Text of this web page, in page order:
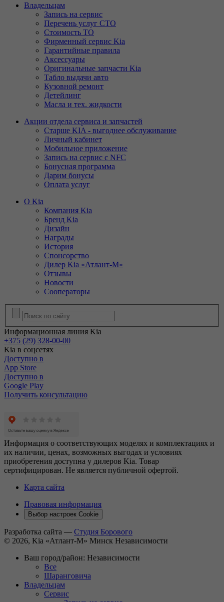
Владельцам
Запись на сервис
Перечень услуг СТО
Стоимость ТО
Фирменный сервис Kia
Гарантийные правила
Аксессуары
Оригинальные запчасти Kia
Табло выдачи авто
Кузовной ремонт
Детейлинг
Масла и тех. жидкости
Акции отдела сервиса и запчастей
Старше KIA - выгоднее обслуживание
Личный кабинет
Мобильное приложение
Запись на сервис с NFC
Бонусная программа
Дарим бонусы
Оплата услуг
О Kia
Компания Kia
Бренд Kia
Дизайн
Награды
История
Спонсорство
Дилер Kia «Атлант-М»
Отзывы
Новости
Сооператоры
Информационная линия Kia
+375 (29) 328-00-00
Kia в соцсетях
Доступно в
App Store
Доступно в
Google Play
Получить консультацию
Информация о соответствующих моделях и комплектациях и
их наличии, ценах, возможных выгодах и условиях
приобретения доступна у дилеров Kia. Товар
сертифицирован. Не является публичной офертой.
Карта сайта
Правовая информация
Выбор настроек Cookie
Разработка сайта — Студия Борового
© 2026, Kia «Атлант-М» Минск Независимости
Ваш город/район: Независимости
Все
Шаранговича
Владельцам
Сервис